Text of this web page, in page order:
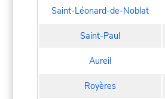
Saint-Léonard-de-Noblat
Saint-Paul
Aureil
Royères